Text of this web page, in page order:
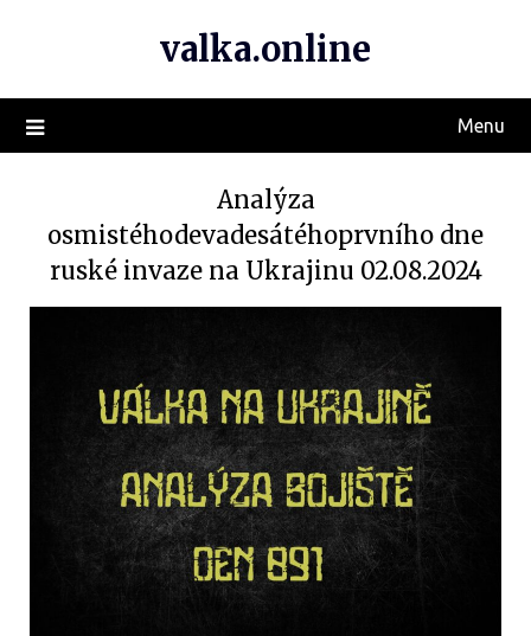
valka.online
Menu
Analýza
osmistéhodevadesátéhoprvního dne
ruské invaze na Ukrajinu 02.08.2024